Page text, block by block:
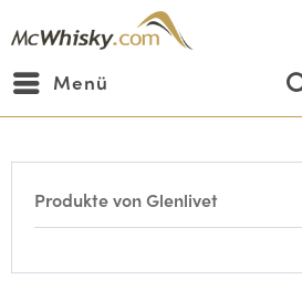
Menü
Produkte von Glenlivet